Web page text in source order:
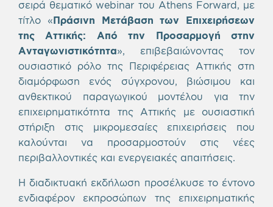
σειρά θεματικό webinar του Athens Forward, με
τίτλο «Πράσινη Μετάβαση των Επιχειρήσεων
της Αττικής: Από την Προσαρμογή στην
Ανταγωνιστικότητα», επιβεβαιώνοντας τον
ουσιαστικό ρόλο της Περιφέρειας Αττικής στη
διαμόρφωση ενός σύγχρονου, βιώσιμου και
ανθεκτικού παραγωγικού μοντέλου για την
επιχειρηματικότητα της Αττικής με ουσιαστική
στήριξη στις μικρομεσαίες επιχειρήσεις που
καλούνται να προσαρμοστούν στις νέες
περιβαλλοντικές και ενεργειακές απαιτήσεις.
Η διαδικτυακή εκδήλωση προσέλκυσε το έντονο
ενδιαφέρον εκπροσώπων της επιχειρηματικής